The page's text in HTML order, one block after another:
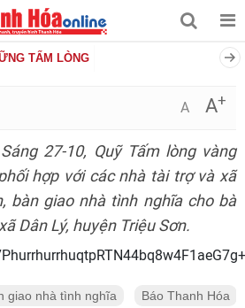
TẤM LÒNG
A A+
27-10, Quỹ Tấm lòng vàng
hợp với các nhà tài trợ và xã
bàn giao nhà tình nghĩa cho bà
Dân Lý, huyện Triệu Sơn.
giao nhà tình nghĩa Báo Thanh Hóa